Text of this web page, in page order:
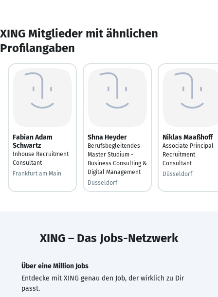
XING Mitglieder mit ähnlichen
Profilangaben
Fabian Adam
Schwartz
Inhouse Recruitment
Consultant
Frankfurt am Main
Shna Heyder
Berufsbegleitendes
Master Studium -
Business Consulting &
Digital Management
Düsseldorf
Niklas Maaßhoff
Associate Principal
Recruitment
Consultant
Düsseldorf
XING – Das Jobs-Netzwerk
Über eine Million Jobs
Entdecke mit XING genau den Job, der wirklich zu Dir
passt.